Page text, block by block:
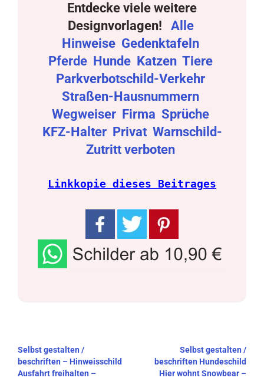
Entdecke viele weitere
Designvorlagen!
Alle
Hinweise Gedenktafeln
Pferde Hunde Katzen Tiere
Parkverbotschild-Verkehr
Straßen-Hausnummern
Wegweiser Firma Sprüche
KFZ-Halter Privat Warnschild-
Zutritt verboten
Linkkopie dieses Beitrages
Beitragsnavigation
Selbst gestalten /
beschriften – Hinweisschild
Ausfahrt freihalten –
Selbst gestalten /
beschriften Hundeschild
Hier wohnt Snowbear –